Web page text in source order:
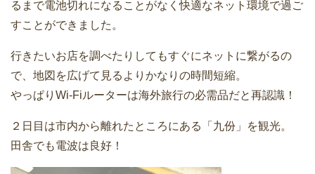
るまで電池切れになることがなく快適なネット環境で過ご
すことができました。
行きたいお店を調べたりしてもすぐにネットに繋がるの
で、地図を広げて見るよりかなりの時間短縮。
やっぱりWi-Fiルーターは海外旅行の必需品だと再認識！
２日目は市内から離れたところにある「九份」を観光。
田舎でも電波は良好！